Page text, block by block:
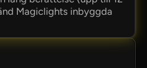
Magiclights inbyggda